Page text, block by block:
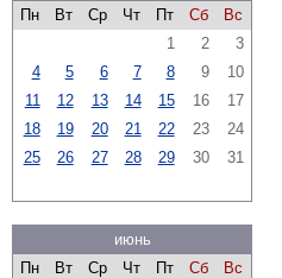
Пн
Вт Ср Чт Пт Сб
Вс
1
2
3
4
5 6 7 8 9
10
11
12 13 14 15 16
17
18
19 20 21 22 23
24
25
26 27 28 29 30 31
июнь
Пн
Вт Ср Чт Пт Сб
Вс